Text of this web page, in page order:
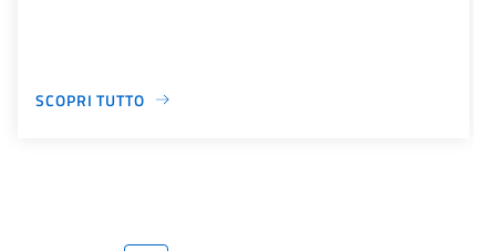
SCOPRI TUTTO